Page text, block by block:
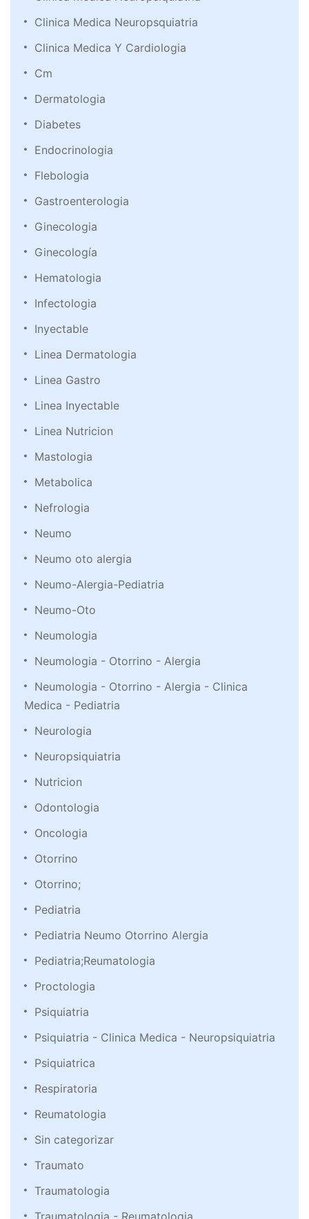
Clinica Medica Neuropsquiatria
Clinica Medica Y Cardiologia
Cm
Dermatologia
Diabetes
Endocrinologia
Flebologia
Gastroenterologia
Ginecologia
Ginecología
Hematologia
Infectologia
Inyectable
Linea Dermatologia
Linea Gastro
Linea Inyectable
Linea Nutricion
Mastologia
Metabolica
Nefrologia
Neumo
Neumo oto alergia
Neumo-Alergia-Pediatria
Neumo-Oto
Neumologia
Neumologia - Otorrino - Alergia
Neumologia - Otorrino - Alergia - Clinica
Medica - Pediatria
Neurologia
Neuropsiquiatria
Nutricion
Odontologia
Oncologia
Otorrino
Otorrino;
Pediatria
Pediatria Neumo Otorrino Alergia
Pediatria;Reumatologia
Proctologia
Psiquiatria
Psiquiatria - Clinica Medica - Neuropsiquiatria
Psiquiatrica
Respiratoria
Reumatologia
Sin categorizar
Traumato
Traumatologia